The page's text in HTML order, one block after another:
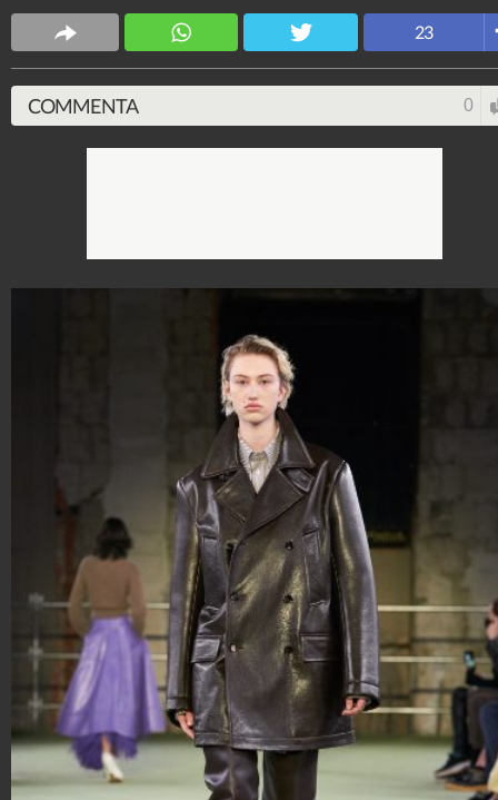
in pelle o paillettes e alti cuissard intrecciati.
1.515.063.395-1.957 video-138.069 foto
23
COMMENTA 0